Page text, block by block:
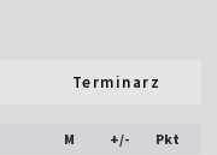
Terminarz
M +/- Pkt